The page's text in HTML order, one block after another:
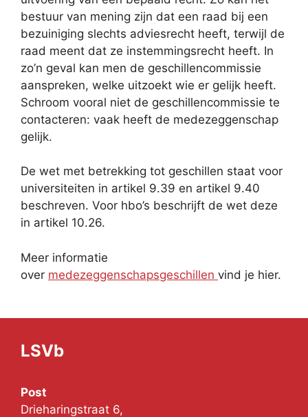
bestuur van mening zijn dat een raad bij een
bezuiniging slechts adviesrecht heeft, terwijl de
raad meent dat ze instemmingsrecht heeft. In
zo’n geval kan men de geschillencommissie
aanspreken, welke uitzoekt wie er gelijk heeft.
Schroom vooral niet de geschillencommissie te
contacteren: vaak heeft de medezeggenschap
gelijk.
De wet met betrekking tot geschillen staat voor
universiteiten in artikel 9.39 en artikel 9.40
beschreven. Voor hbo’s beschrijft de wet deze
in artikel 10.26.
Meer informatie
over medezeggenschapsgeschillen vind je hier.
LSVb
Post
Drieharingstraat 6,